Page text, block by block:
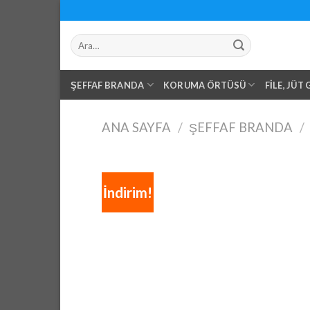
to
content
Ara:
ŞEFFAF BRANDA KORUMA ÖRTÜSÜ FILE, JÜT
ANA SAYFA / ŞEFFAF BRANDA /
İndirim!